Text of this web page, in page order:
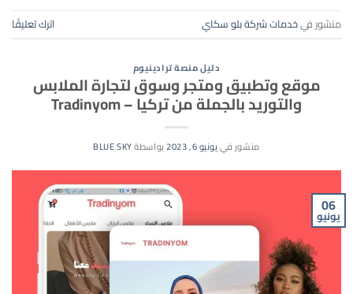
منشور فيخدمات شركة بلو سكاي اترك تعليقًا
دليل منصة ترادينيوم
موقع وتطبيق ومتجر وسوق لتجارة الملابس
والتوريد بالجملة من تركيا – Tradinyom
منشور فييونيو 6, 2023 بواسطةBLUE SKY
06
يونيو